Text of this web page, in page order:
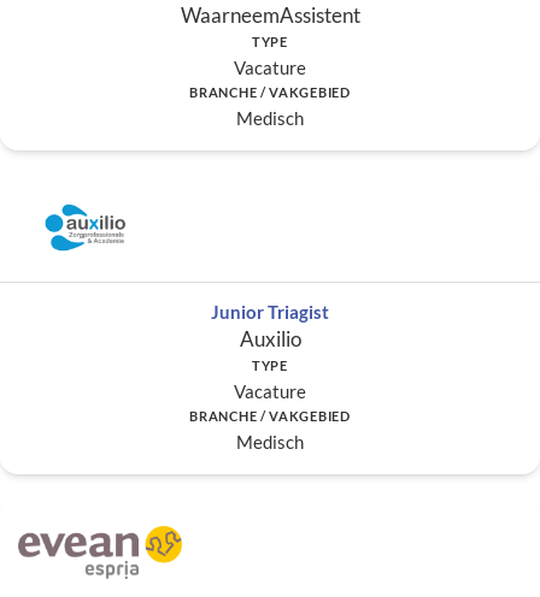
WaarneemAssistent
TYPE
Vacature
BRANCHE / VAKGEBIED
Medisch
Junior Triagist
Auxilio
TYPE
Vacature
BRANCHE / VAKGEBIED
Medisch